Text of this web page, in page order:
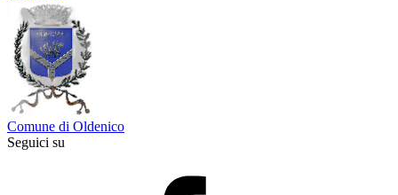
Comune di Oldenico
Seguici su